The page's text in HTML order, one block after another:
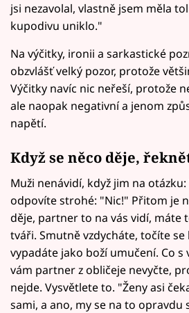
jsi nezavolal, vlastně jsem měla
kupodivu uniklo."
Na výčitky, ironii a sarkastické
obzvlášť velký pozor, protože
Výčitky navíc nic neřeší, protože
ale naopak negativní a jenom
napětí.
Když se něco děje,
Muži nenávidí, když jim na otázku:
odpovíte strohé: "Nic!" Přitom je
děje, partner to na vás vidí, máte
tváři. Smutně vzdycháte, točíte
vypadáte jako boží umučení. Co
vám partner z obličeje nevyčte,
nejde. Vysvětlete to. "Ženy asi
sami, a ano, my se na to opravdu